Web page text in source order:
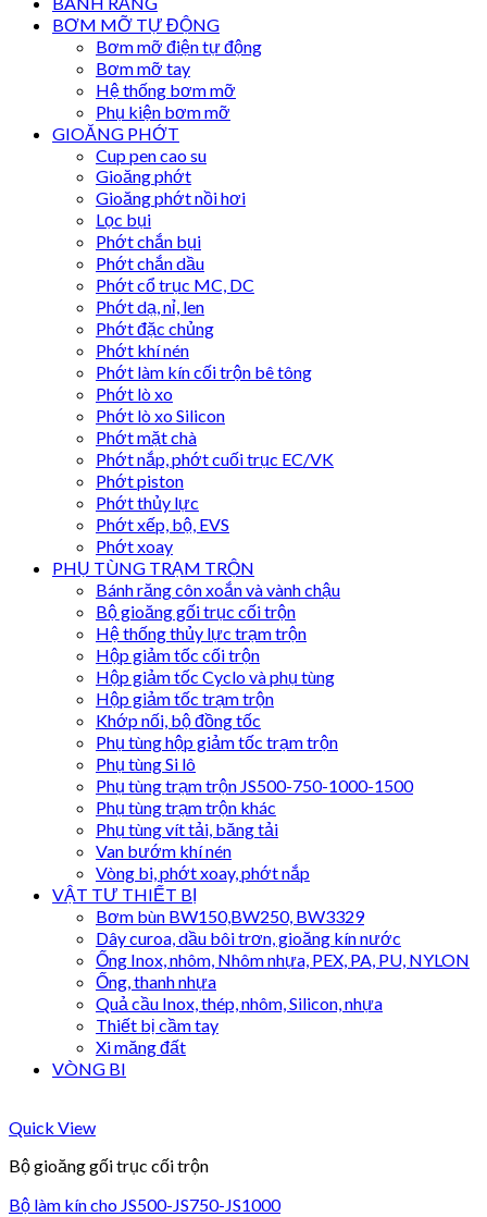
BƠM MỠ TỰ ĐỘNG
Bơm mỡ điện tự động
Bơm mỡ tay
Hệ thống bơm mỡ
Phụ kiện bơm mỡ
GIOĂNG PHỚT
Cup pen cao su
Gioăng phớt
Gioăng phớt nồi hơi
Lọc bụi
Phớt chắn bụi
Phớt chắn dầu
Phớt cổ trục MC, DC
Phớt dạ, nỉ, len
Phớt đặc chủng
Phớt khí nén
Phớt làm kín cối trộn bê tông
Phớt lò xo
Phớt lò xo Silicon
Phớt mặt chà
Phớt nắp, phớt cuối trục EC/VK
Phớt piston
Phớt thủy lực
Phớt xếp, bộ, EVS
Phớt xoay
PHỤ TÙNG TRẠM TRỘN
Bánh răng côn xoắn và vành chậu
Bộ gioăng gối trục cối trộn
Hệ thống thủy lực trạm trộn
Hộp giảm tốc cối trộn
Hộp giảm tốc Cyclo và phụ tùng
Hộp giảm tốc trạm trộn
Khớp nối, bộ đồng tốc
Phụ tùng hộp giảm tốc trạm trộn
Phụ tùng Si lô
Phụ tùng trạm trộn JS500-750-1000-1500
Phụ tùng trạm trộn khác
Phụ tùng vít tải, băng tải
Van bướm khí nén
Vòng bi, phớt xoay, phớt nắp
VẬT TƯ THIẾT BỊ
Bơm bùn BW150,BW250, BW3329
Dây curoa, dầu bôi trơn, gioăng kín nước
Ống Inox, nhôm, Nhôm nhựa, PEX, PA, PU, NYLON
Ống, thanh nhựa
Quả cầu Inox, thép, nhôm, Silicon, nhựa
Thiết bị cầm tay
Xi măng đất
VÒNG BI
Quick View
Bộ gioăng gối trục cối trộn
Bộ làm kín cho JS500-JS750-JS1000